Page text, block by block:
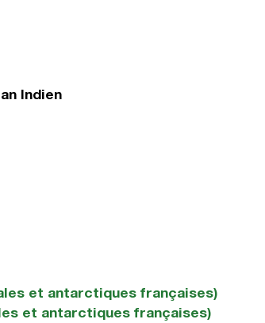
Indien
et antarctiques françaises)
et antarctiques françaises)